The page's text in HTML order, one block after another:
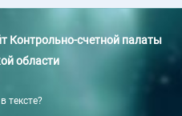
Контрольно-счетной палаты
области
тексте?